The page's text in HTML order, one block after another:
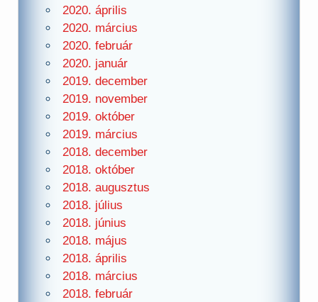
2020. április
2020. március
2020. február
2020. január
2019. december
2019. november
2019. október
2019. március
2018. december
2018. október
2018. augusztus
2018. július
2018. június
2018. május
2018. április
2018. március
2018. február